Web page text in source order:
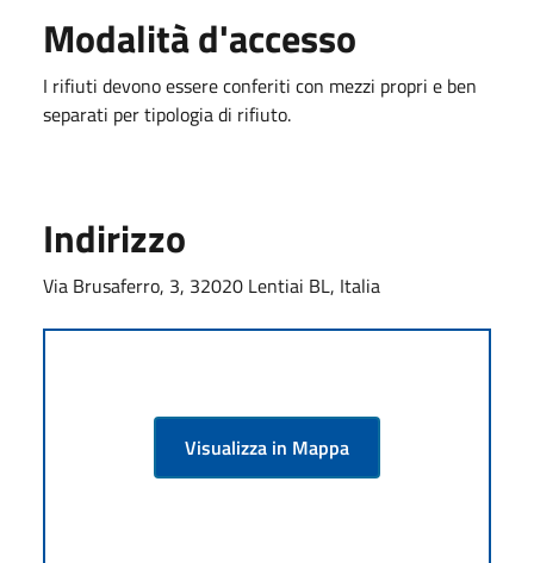
Modalità d'accesso
I rifiuti devono essere conferiti con mezzi propri e ben
separati per tipologia di rifiuto.
Indirizzo
Via Brusaferro, 3, 32020 Lentiai BL, Italia
Visualizza in Mappa